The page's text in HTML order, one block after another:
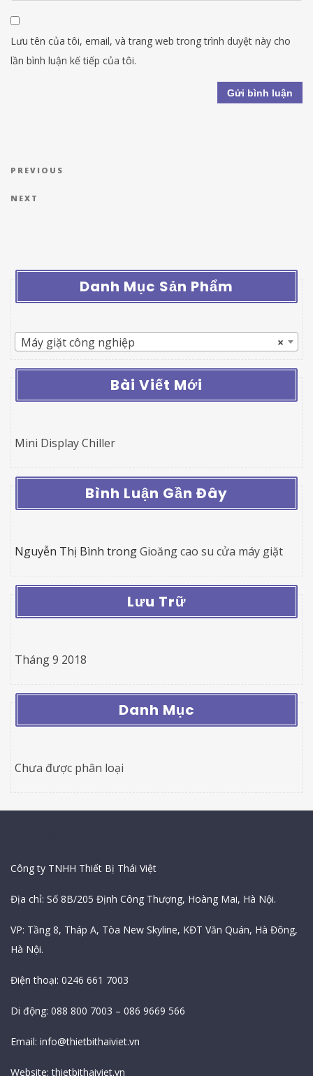
Lưu tên của tôi, email, và trang web trong trình duyệt này cho
lần bình luận kế tiếp của tôi.
Điều hướng bài viết
Previous Post
PREVIOUS
Next Post
NEXT
Danh Mục Sản Phẩm
×
Máy giặt công nghiệp
Bài Viết Mới
Mini Display Chiller
Bình Luận Gần Đây
Nguyễn Thị Bình trongGioăng cao su cửa máy giặt
Lưu Trữ
Tháng 9 2018
Danh Mục
Chưa được phân loại
Công ty TNHH Thiết Bị Thái Việt
Địa chỉ: Số 8B/205 Định Công Thượng, Hoàng Mai, Hà Nội.
VP: Tầng 8, Tháp A, Tòa New Skyline, KĐT Văn Quán, Hà Đông,
Hà Nội.
Điện thoại: 0246 661 7003
Di động: 088 800 7003 – 086 9669 566
Email: info@thietbithaiviet.vn
Website:thietbithaiviet.vn